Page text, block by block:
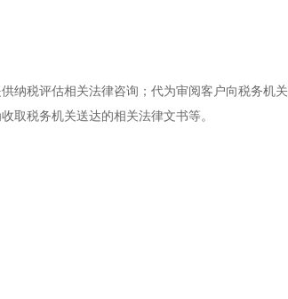
纳税评估相关法律咨询；代为审阅客户向税务机
取税务机关送达的相关法律文书等。